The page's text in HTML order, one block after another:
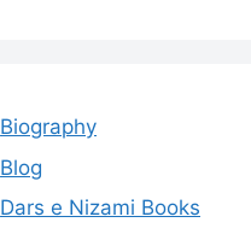
Biography
Blog
Dars e Nizami Books